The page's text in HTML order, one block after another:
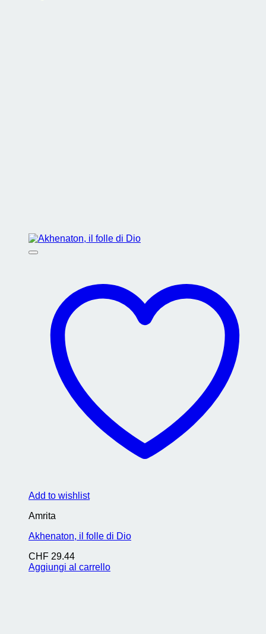
Add to wishlist
Amrita
Akhenaton, il folle di Dio
CHF 29.44
Aggiungi al carrello